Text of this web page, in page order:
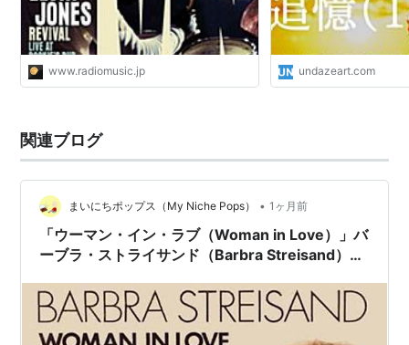
www.radiomusic.jp undazeart.com
関連ブログ
まいにちポップス（My Niche Pops） • 1ヶ月前
「ウーマン・イン・ラブ（Woman in Love）」バ
ーブラ・ストライサンド（Barbra Streisand）